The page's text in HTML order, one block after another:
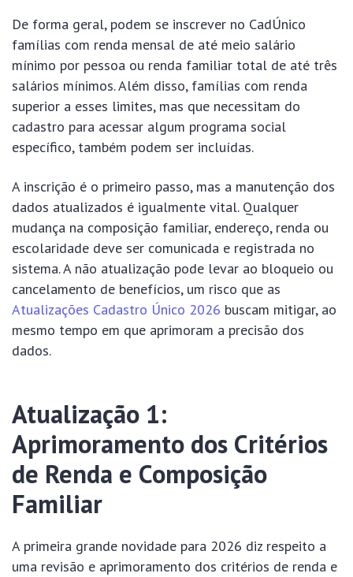
De forma geral, podem se inscrever no CadÚnico
famílias com renda mensal de até meio salário
mínimo por pessoa ou renda familiar total de até três
salários mínimos. Além disso, famílias com renda
superior a esses limites, mas que necessitam do
cadastro para acessar algum programa social
específico, também podem ser incluídas.
A inscrição é o primeiro passo, mas a manutenção dos
dados atualizados é igualmente vital. Qualquer
mudança na composição familiar, endereço, renda ou
escolaridade deve ser comunicada e registrada no
sistema. A não atualização pode levar ao bloqueio ou
cancelamento de benefícios, um risco que as
Atualizações Cadastro Único 2026 buscam mitigar, ao
mesmo tempo em que aprimoram a precisão dos
dados.
Atualização 1:
Aprimoramento dos Critérios
de Renda e Composição
Familiar
A primeira grande novidade para 2026 diz respeito a
uma revisão e aprimoramento dos critérios de renda e